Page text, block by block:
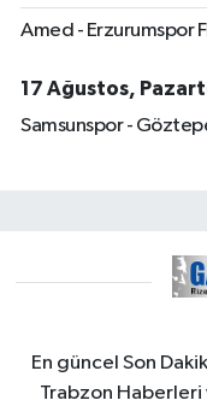
Amed - Erzurumspor
17 Ağustos,
Samsunspor -
En güncel Son
Trabzon Haberleri